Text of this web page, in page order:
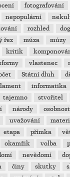
fotografování
nepopulární
rozhled
řez múza múzy
kritik
vlastenec
Státní dluh
informatika
tajemno stvořitel
národy osobnost
uvažování
etapa přímka
okamžik volba
nevědomí
činy skutky